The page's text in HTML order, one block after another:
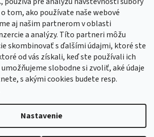
tom, ako používate naše webové
aj našim partnerom v oblasti
a analýzy. Títo partneri môžu
skombinovať s ďalšími údajmi, ktoré ste
od vás získali, keď ste používali ich
slobodne si zvoliť, aké údaje
s akými cookies budete resp.
Nastavenie